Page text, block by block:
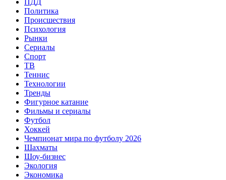
ПДД
Политика
Происшествия
Психология
Рынки
Сериалы
Спорт
ТВ
Теннис
Технологии
Тренды
Фигурное катание
Фильмы и сериалы
Футбол
Хоккей
Чемпионат мира по футболу 2026
Шахматы
Шоу-бизнес
Экология
Экономика